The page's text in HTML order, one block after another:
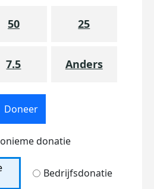
50 25
7.5 Anders
Doneer
donatie
Bedrijfsdonatie